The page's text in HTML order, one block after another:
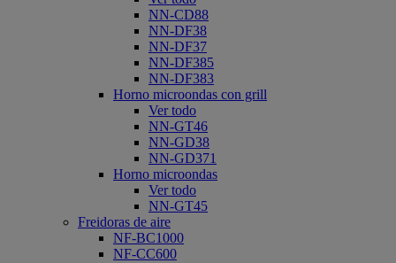
NN-CD88
NN-DF38
NN-DF37
NN-DF385
NN-DF383
Horno microondas con grill
Ver todo
NN-GT46
NN-GD38
NN-GD371
Horno microondas
Ver todo
NN-GT45
Freidoras de aire
NF-BC1000
NF-CC600